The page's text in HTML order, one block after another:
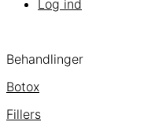
Log ind
Behandlinger
Botox
Fillers